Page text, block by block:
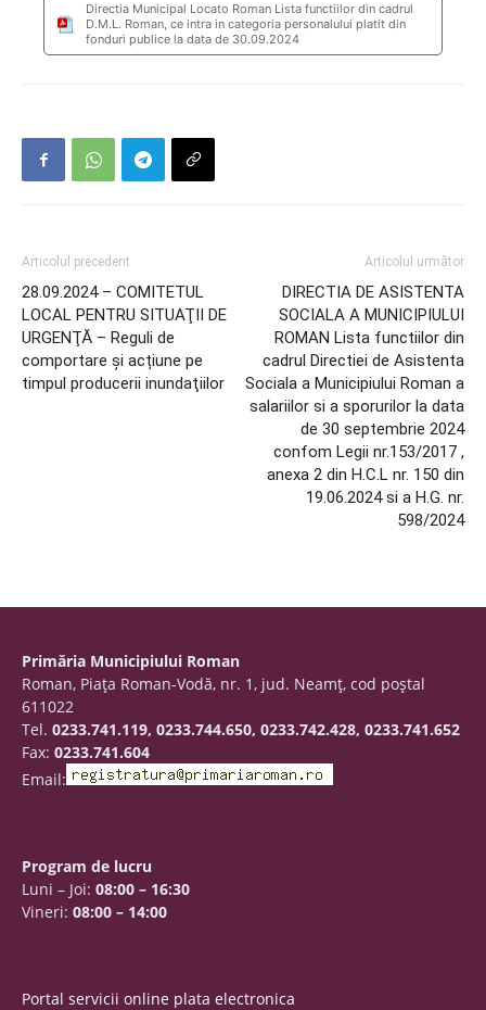
Directia Municipal Locato Roman Lista functiilor din cadrul
D.M.L. Roman, ce intra in categoria personalului platit din
fonduri publice la data de 30.09.2024
Articolul precedent
28.09.2024 – COMITETUL
LOCAL PENTRU SITUAŢII DE
URGENŢĂ – Reguli de
comportare și acțiune pe
timpul producerii inundaţiilor
Articolul următor
DIRECTIA DE ASISTENTA
SOCIALA A MUNICIPIULUI
ROMAN Lista functiilor din
cadrul Directiei de Asistenta
Sociala a Municipiului Roman a
salariilor si a sporurilor la data
de 30 septembrie 2024
confom Legii nr.153/2017 ,
anexa 2 din H.C.L nr. 150 din
19.06.2024 si a H.G. nr.
598/2024
Primăria Municipiului Roman
Roman, Piaţa Roman-Vodă, nr. 1, jud. Neamţ, cod poştal
611022
Tel. 0233.741.119, 0233.744.650, 0233.742.428, 0233.741.652
Fax: 0233.741.604
Email:
Program de lucru
Luni – Joi: 08:00 – 16:30
Vineri: 08:00 – 14:00
Portal servicii online plata electronica